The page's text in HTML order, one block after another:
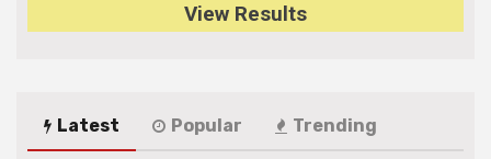
View Results
Latest Popular Trending